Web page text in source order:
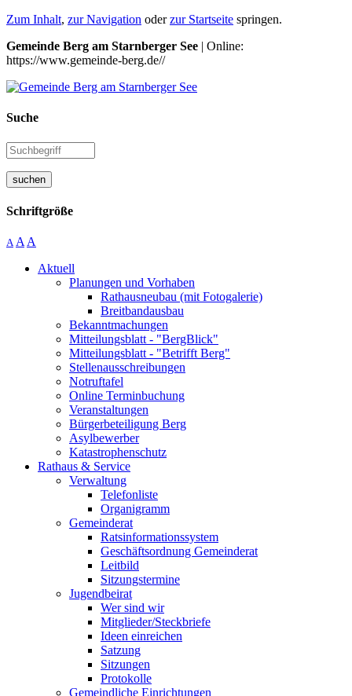
Zum Inhalt, zur Navigation oderzur Startseite springen.
Gemeinde Berg am Starnberger See | Online:
https://www.gemeinde-berg.de//
Suche
suchen
Schriftgröße
A A A
Aktuell
Planungen und Vorhaben
Rathausneubau (mit Fotogalerie)
Breitbandausbau
Bekanntmachungen
Mitteilungsblatt - "BergBlick"
Mitteilungsblatt - "Betrifft Berg"
Stellenausschreibungen
Notruftafel
Online Terminbuchung
Veranstaltungen
Bürgerbeteiligung Berg
Asylbewerber
Katastrophenschutz
Rathaus & Service
Verwaltung
Telefonliste
Organigramm
Gemeinderat
Ratsinformationssystem
Geschäftsordnung Gemeinderat
Leitbild
Sitzungstermine
Jugendbeirat
Wer sind wir
Mitglieder/Steckbriefe
Ideen einreichen
Satzung
Sitzungen
Protokolle
Gemeindliche Einrichtungen